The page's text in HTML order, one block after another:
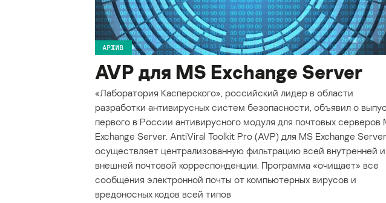
АРХИВ
AVP для MS Exchange Server
«Лаборатория Касперского», российский лидер в области
разработки антивирусных систем безопасности, объявил о
первого в России антивирусного модуля для почтовых серверов
Exchange Server. AntiViral Toolkit Pro (AVP) для MS Exchange Server
осуществляет централизованную фильтрацию всей внутренней и
внешней почтовой корреспонденции. Программа «очищает» все
сообщения электронной почты от компьютерных вирусов и
вредоносных кодов всей типов